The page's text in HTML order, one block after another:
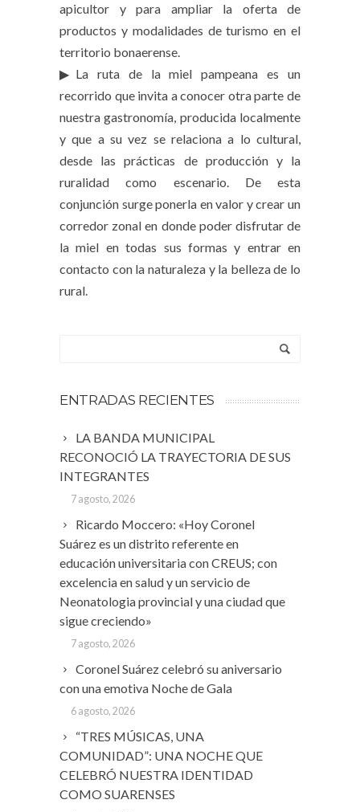
apicultor y para ampliar la oferta de
productos y modalidades de turismo en el
territorio bonaerense.
▶La ruta de la miel pampeana es un
recorrido que invita a conocer otra parte de
nuestra gastronomía, producida localmente
y que a su vez se relaciona a lo cultural,
desde las prácticas de producción y la
ruralidad como escenario. De esta
conjunción surge ponerla en valor y crear un
corredor zonal en donde poder disfrutar de
la miel en todas sus formas y entrar en
contacto con la naturaleza y la belleza de lo
rural.
ENTRADAS RECIENTES
LA BANDA MUNICIPAL
RECONOCIÓ LA TRAYECTORIA DE SUS
INTEGRANTES
7 agosto, 2026
Ricardo Moccero: «Hoy Coronel
Suárez es un distrito referente en
educación universitaria con CREUS; con
excelencia en salud y un servicio de
Neonatologia provincial y una ciudad que
sigue creciendo»
7 agosto, 2026
Coronel Suárez celebró su aniversario
con una emotiva Noche de Gala
6 agosto, 2026
“TRES MÚSICAS, UNA
COMUNIDAD”: UNA NOCHE QUE
CELEBRÓ NUESTRA IDENTIDAD
COMO SUARENSES